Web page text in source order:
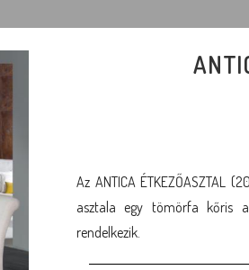
Az ANTICA ÉTKEZŐASZTAL
asztala egy tömörfa kőris
rendelkezik.